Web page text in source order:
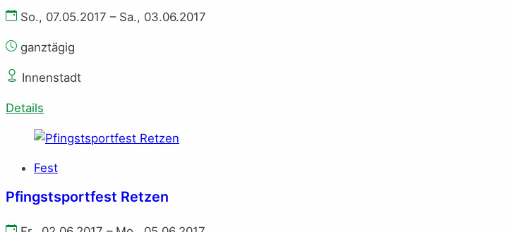
So., 07.05.2017 – Sa., 03.06.2017
ganztägig
Innenstadt
Details
Fest
Pfingstsportfest Retzen